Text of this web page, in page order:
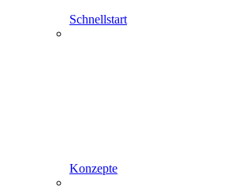
Schnellstart
Konzepte